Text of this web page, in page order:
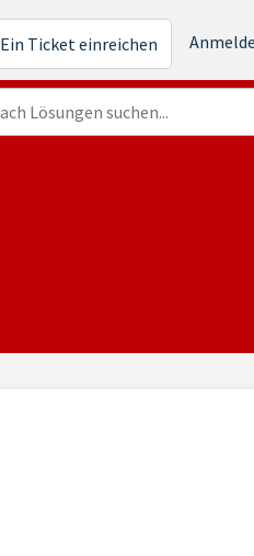
Ein Ticket einreichen